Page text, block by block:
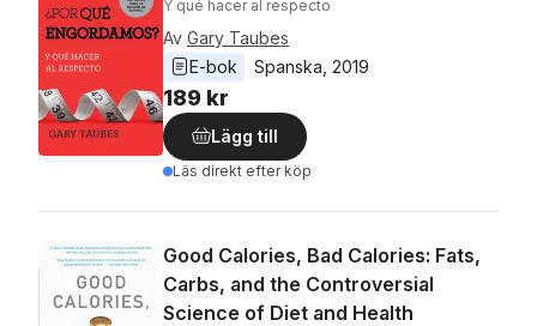
Y qué hacer al respecto
Av Gary Taubes
E-bok
Spanska 2019
189 kr
Lägg till
Läs direkt efter köp
Good Calories, Bad Calories: Fats,
Carbs, and the Controversial
Science of Diet and Health